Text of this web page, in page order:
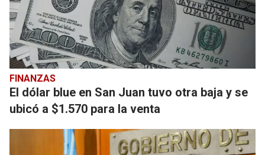
FINANZAS
El dólar blue en San Juan tuvo otra baja y se
ubicó a $1.570 para la venta